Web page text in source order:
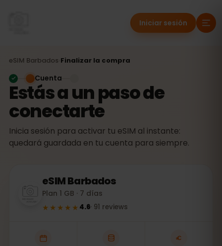
Iniciar sesión
eSIM Barbados Finalizar la compra
Estás a un paso de
conectarte
Inicia sesión para activar tu eSIM al instante:
quedará guardada en tu cuenta para siempre.
Cuenta
eSIMBarbados
Plan 1 GB · 7 días
★★★★★ 4.6· 91 reviews